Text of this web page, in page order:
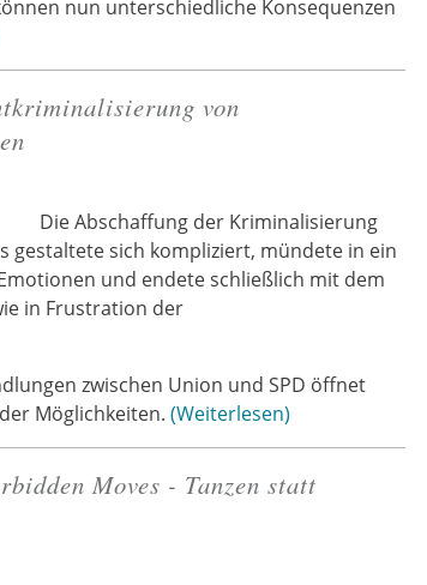
nun unterschiedliche Konsequenzen
von
Die Abschaffung der Kriminalisierung
gestaltete sich kompliziert, mündete in ein
und endete schließlich mit dem
in Frustration der
zwischen Union und SPD öffnet
Möglichkeiten. Weiterlesen
Moves - Tanzen statt